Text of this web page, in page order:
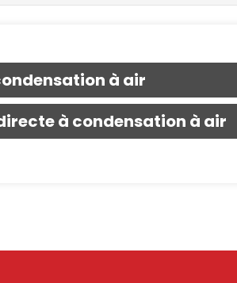
à air
à condensation à air